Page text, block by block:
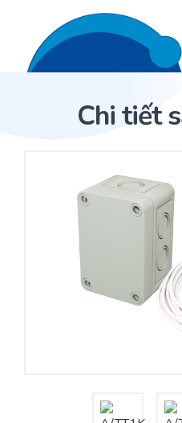
Trang Chủ
Cảm biến ACI
Nhà phân phối cảm biến
Nhà sản xuất thiết bị
Cung cấp giải pháp
Tư vấn – Thiết kế –
Sản phẩm
Chi tiết